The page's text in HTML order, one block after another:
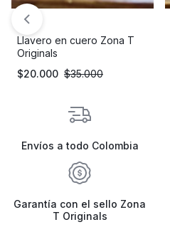
Llavero en cuero Zona T
Originals
$35.000
$20.000
Envíos a todo Colombia
Garantía con el sello Zona
T Originals